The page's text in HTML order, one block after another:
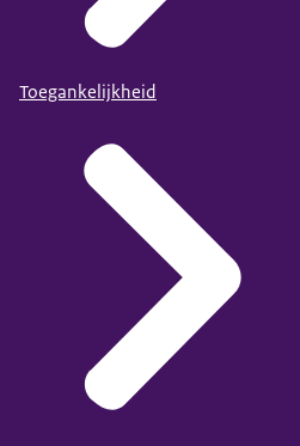
Toegankelijkheid